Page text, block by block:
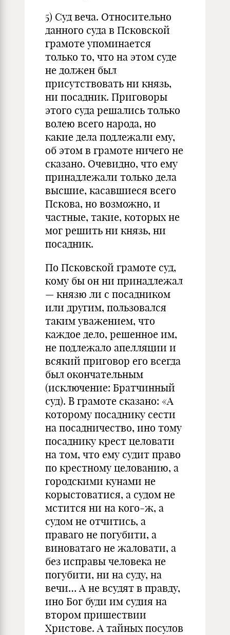
5) Суд веча. Относительно
данного суда в Псковской
грамоте упоминается
только то, что на этом суде
не должен был
присутствовать ни князь,
ни посадник. Приговоры
этого суда решались только
волею всего народа, но
какие дела подлежали ему,
об этом в грамоте ничего не
сказано. Очевидно, что ему
принадлежали только дела
высшие, касавшиеся всего
Пскова, но возможно, и
частные, такие, которых не
мог решить ни князь, ни
посадник.
По Псковской грамоте суд,
кому бы он ни принадлежал
— князю ли с посадником
или другим, пользовался
таким уважением, что
каждое дело, решенное им,
не подлежало апелляции и
всякий приговор его всегда
был окончательным
(исключение: Братчинный
суд). В грамоте сказано: «А
которому посаднику сести
на посадничество, ино тому
посаднику крест целовати
на том, что ему судит право
по крестному целованию, а
городскими кунами не
корыстоватися, а судом не
мстится ни на кого-ж, а
судом не отчитись, а
праваго не погубити, а
виноватаго не жаловати, а
без исправы человека не
погубити, ни на суду, на
вечи… А не всудят в правду,
ино Бог буди им судия на
втором пришествии
Христове. А тайных посулов